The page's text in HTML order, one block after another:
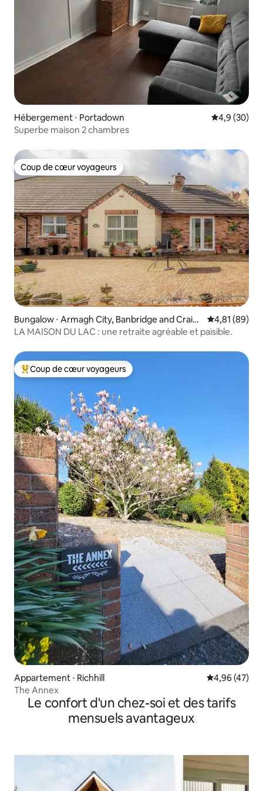
Hébergement ⋅ Portadown Évaluation
4,9 (30)
Superbe maison 2 chambres
Coup de cœur voyageurs
Coup de cœur voyageurs
Bungalow ⋅ Armagh City, Banbridge and Craiga
von
Évaluation
4,81 (89)
LA MAISON DU LAC : une retraite agréable et paisible.
Coups de cœur voyageurs les plus appréciés
Coup de cœur voyageurs
Appartement ⋅ Richhill Évaluation
4,96 (47)
The Annex
Le confort d'un chez-soi et des tarifs
mensuels avantageux